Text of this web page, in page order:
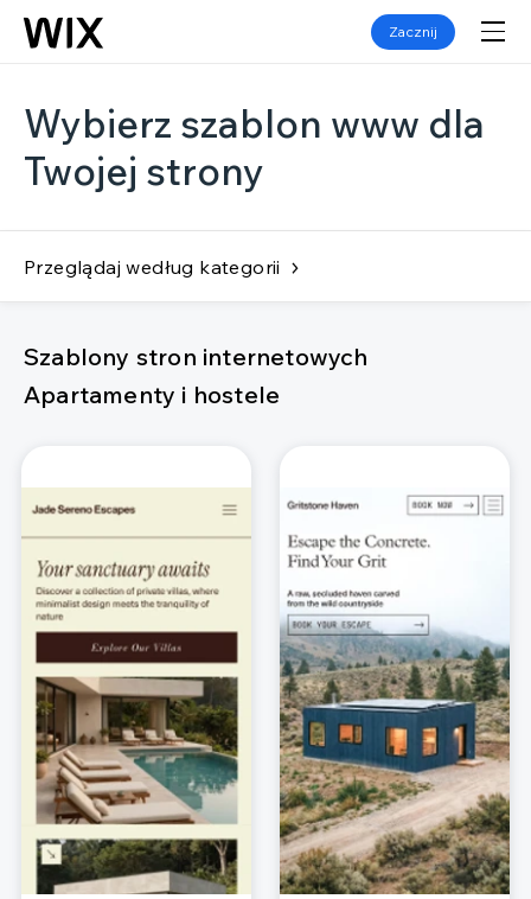
Zacznij
Wybierz szablon www dla
Twojej strony
Przeglądaj według kategorii
Szablony stron internetowych
Apartamenty i hostele